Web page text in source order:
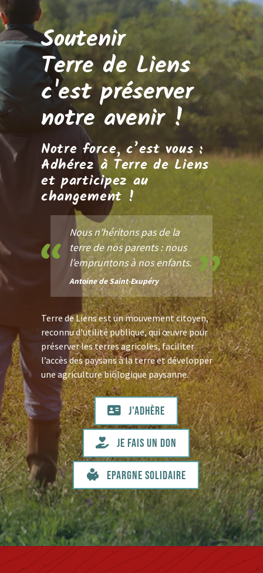
Soutenir
Terre de Liens
c'est préserver
notre avenir !
Notre force, c’est vous :
Adhérez à Terre de Liens
et participez au
changement !
Nous n’héritons pas de la
terre de nos parents : nous
l’empruntons à nos enfants.
Antoine de Saint-Exupéry
Terre de Liens est un mouvement citoyen,
reconnu d'utilité publique, qui œuvre pour
préserver les terres agricoles, faciliter
l’accès des paysans à la terre et développer
une agriculture biologique paysanne.
J'adhère
Je fais un don
Epargne solidaire